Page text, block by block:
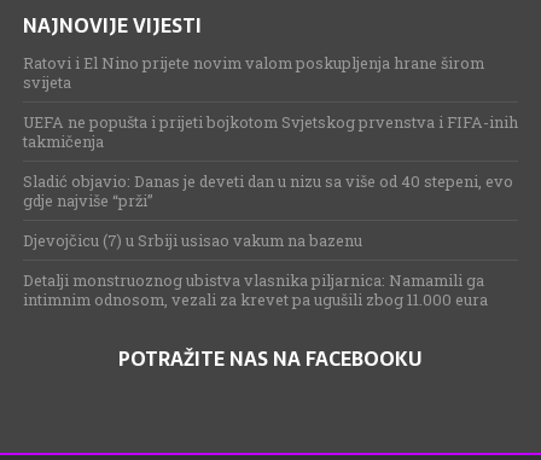
NAJNOVIJE VIJESTI
Ratovi i El Nino prijete novim valom poskupljenja hrane širom
svijeta
UEFA ne popušta i prijeti bojkotom Svjetskog prvenstva i FIFA-inih
takmičenja
Sladić objavio: Danas je deveti dan u nizu sa više od 40 stepeni, evo
gdje najviše “prži”
Djevojčicu (7) u Srbiji usisao vakum na bazenu
Detalji monstruoznog ubistva vlasnika piljarnica: Namamili ga
intimnim odnosom, vezali za krevet pa ugušili zbog 11.000 eura
POTRAŽITE NAS NA FACEBOOKU